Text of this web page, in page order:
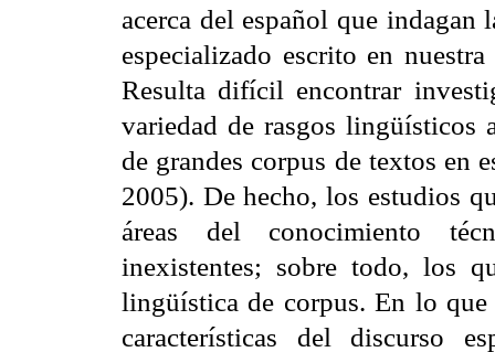
acerca del español que indagan
especializado escrito en
Resulta difícil encontrar
variedad de rasgos lingüísticos
de grandes corpus de textos en
2005). De hecho, los estudios
áreas del conocimiento
inexistentes; sobre todo, los
lingüística de corpus. En lo que
características del discurso